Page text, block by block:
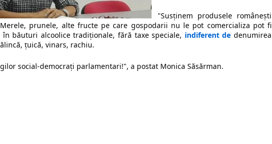
"Susținem produsele românești
prunele, alte fructe pe care gospodarii nu le pot comercializa pot fi
în băuturi alcoolice tradiționale, fără taxe speciale, indiferent de denumirea
țuică, vinars, rachiu.
social-democrați parlamentari!", a postat Monica Săsărman.